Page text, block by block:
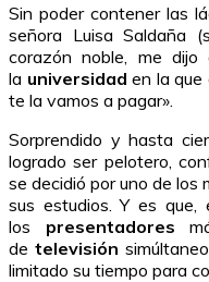
Sin poder contener las
señora Luisa Saldaña
corazón noble, me dijo
la universidad en la que
te la vamos a pagar».
Sorprendido y hasta
logrado ser pelotero,
se decidió por uno de los
sus estudios. Y es
los presentadores
detelevisión
limitado su tiempo para